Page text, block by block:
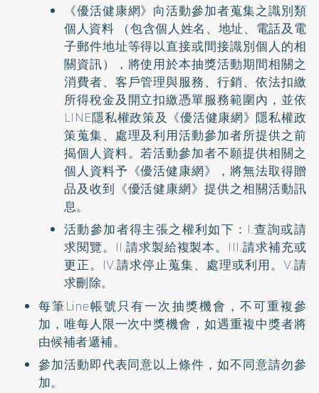
《優活健康網》向活動參加者蒐集之識別類
個人資料 （包含個人姓名、地址、電話及電
子郵件地址等得以直接或間接識別個人的相
關資訊），將使用於本抽獎活動期間相關之
消費者、客戶管理與服務、行銷、依法扣繳
所得稅金及開立扣繳憑單服務範圍內，並依
LINE隱私權政策及《優活健康網》隱私權政
策蒐集、處理及利用活動參加者所提供之前
揭個人資料。若活動參加者不願提供相關之
個人資料予《優活健康網》，將無法取得贈
品及收到《優活健康網》提供之相關活動訊
息。
活動參加者得主張之權利如下：I.查詢或請
求閱覽。II.請求製給複製本。III.請求補充或
更正。IV.請求停止蒐集、處理或利用。V.請
求刪除。
每筆Line帳號只有一次抽獎機會，不可重複參
加，唯每人限一次中獎機會，如遇重複中獎者將
由候補者遞補。
參加活動即代表同意以上條件，如不同意請勿參
加。